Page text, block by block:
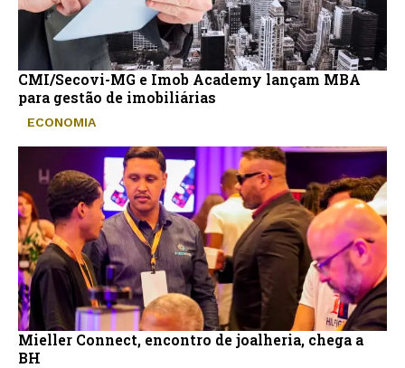
CMI/Secovi-MG e Imob Academy lançam MBA
para gestão de imobiliárias
ECONOMIA
Mieller Connect, encontro de joalheria, chega a
BH